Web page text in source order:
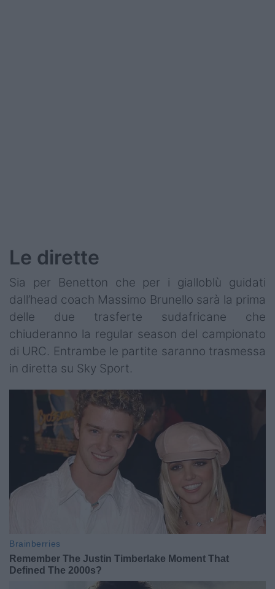
Le dirette
Sia per Benetton che per i gialloblù guidati
dall’head coach Massimo Brunello sarà la prima
delle due trasferte sudafricane che
chiuderanno la regular season del campionato
di URC. Entrambe le partite saranno trasmessa
in diretta su Sky Sport.